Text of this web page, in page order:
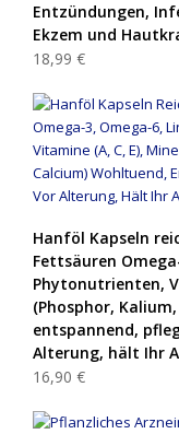
Entzündungen,
Ekzem und
18,99 €
Hanföl Kapseln
Fettsäuren
Phytonutrienten,
(Phosphor,
entspannend,
Alterung, hält Ihr
16,90 €